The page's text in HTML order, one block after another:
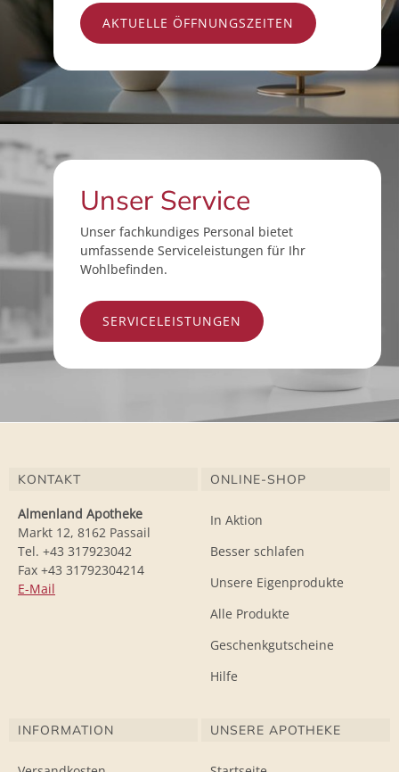
AKTUELLE ÖFFNUNGSZEITEN
Unser Service
Unser fachkundiges Personal bietet
umfassende Serviceleistungen für Ihr
Wohlbefinden.
SERVICELEISTUNGEN
KONTAKT
Almenland Apotheke
Markt 12, 8162 Passail
Tel. +43 317923042
Fax +43 31792304214
E-Mail
ONLINE-SHOP
In Aktion
Besser schlafen
Unsere Eigenprodukte
Alle Produkte
Geschenkgutscheine
Hilfe
INFORMATION UNSERE APOTHEKE